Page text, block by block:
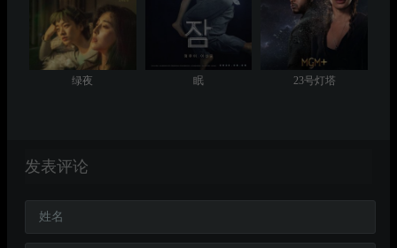
绿夜 眠 23号灯塔
发表评论
姓名